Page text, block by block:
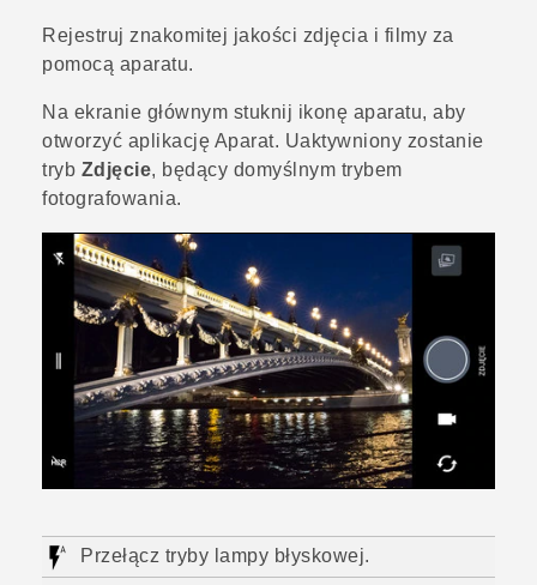
POMOC TECHNICZNA
Urządzenia i akcesoria HTC
Zaloguj się
Rejestruj znakomitej jakości zdjęcia i filmy za
pomocą aparatu.
Na ekranie głównym stuknij ikonę aparatu, aby
otworzyć aplikację Aparat. Uaktywniony zostanie
tryb Zdjęcie, będący domyślnym trybem
fotografowania.
Przełącz tryby lampy błyskowej.